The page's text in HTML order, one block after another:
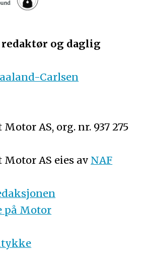
og daglig
Carlsen
AS, org. nr. 937 275
AS eies av NAF
på Motor